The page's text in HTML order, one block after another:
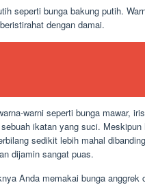
seperti bunga bakung putih.
dengan damai.
warni seperti bunga mawar,
ikatan yang suci.
sedikit lebih mahal
dijamin sangat puas.
Anda memakai bunga